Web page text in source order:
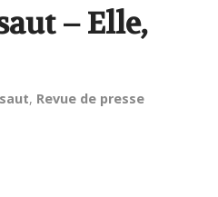
– Elle,
, Revue de presse